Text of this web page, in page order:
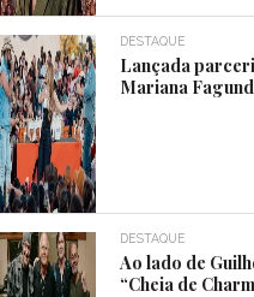
DESTAQUE
Lançada
Mariana
DESTAQUE
Ao lado de
“Cheia de